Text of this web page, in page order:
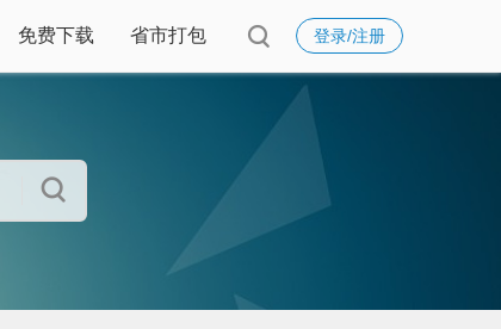
登录/注册
免费下载 省市打包